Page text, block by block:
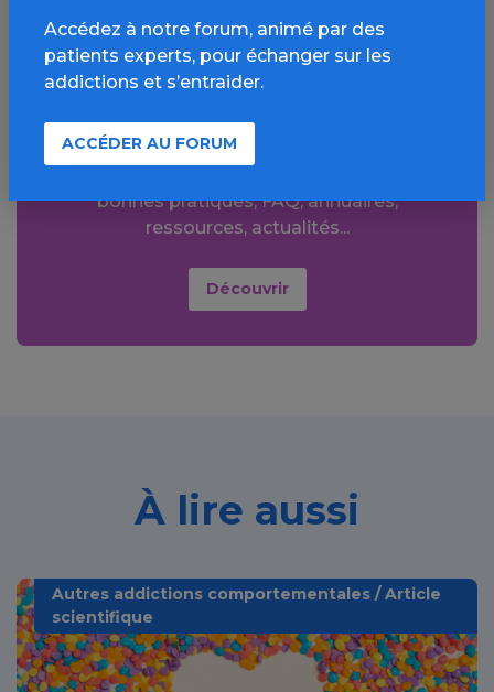
Aller plus loin sur
l’espace Autres
addictions
comportementales
bonnes pratiques, FAQ, annuaires,
ressources, actualités...
Découvrir
À lire aussi
Autres addictions comportementales / Article
scientifique
Accédez à notre forum, animé par des
patients experts, pour échanger sur les
addictions et s’entraider.
ACCÉDER AU FORUM